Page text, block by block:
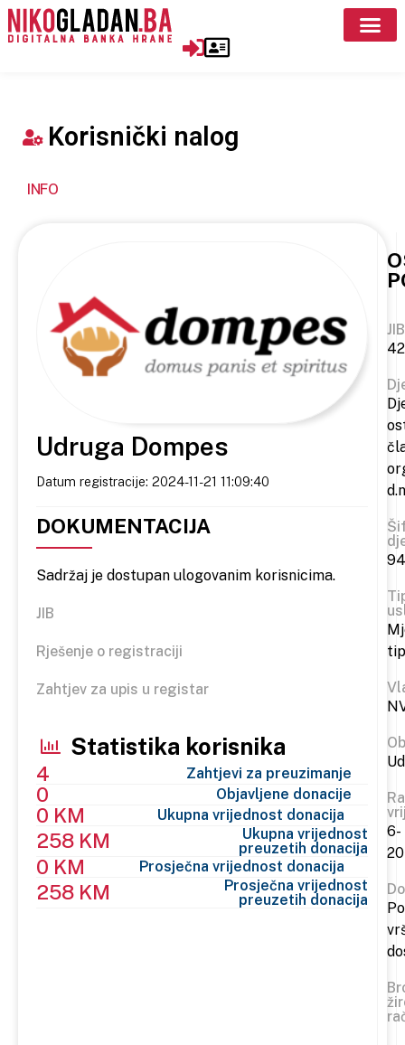
Korisnički nalog
INFO
Udruga Dompes
Datum registracije: 2024-11-21 11:09:40
DOKUMENTACIJA
Sadržaj je dostupan ulogovanim korisnicima.
JIB
Rješenje o registraciji
Zahtjev za upis u registar
Statistika korisnika
4 Zahtjevi za preuzimanje
0 Objavljene donacije
0 KM Ukupna vrijednost donacija
258 KM
Ukupna vrijednost
preuzetih donacija
0 KM Prosječna vrijednost donacija
258 KM
Prosječna vrijednost
preuzetih donacija
JIB
tip
6-